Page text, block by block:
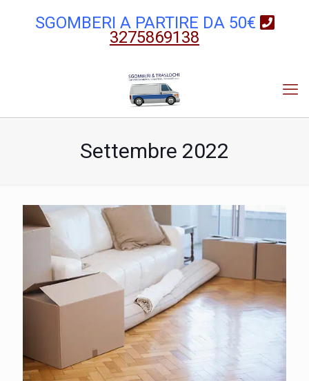
SGOMBERI A PARTIRE DA 50€
3275869138
Settembre 2022